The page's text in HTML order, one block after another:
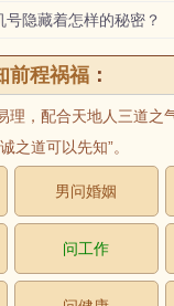
号隐藏着怎样的秘密？
前程祸福：
理，配合天地人三道之
之道可以先知”。
男问婚姻
问工作